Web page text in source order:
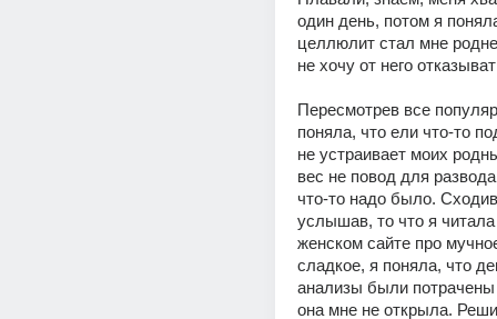
один день, потом я
целлюлит стал мне
не хочу от него
Пересмотрев все
поняла, что ели что-то
не устраивает моих
вес не повод для
что-то надо было.
услышав, то что я
женском сайте про
сладкое, я поняла, что
анализы были
она мне не открыла.